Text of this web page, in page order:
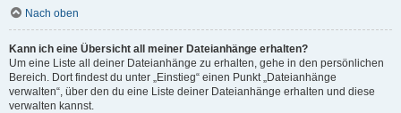
Nach oben
Kann ich eine Übersicht all meiner Dateianhänge erhalten?
Um eine Liste all deiner Dateianhänge zu erhalten, gehe in den persönlichen
Bereich. Dort findest du unter „Einstieg“ einen Punkt „Dateianhänge
verwalten“, über den du eine Liste deiner Dateianhänge erhalten und diese
verwalten kannst.